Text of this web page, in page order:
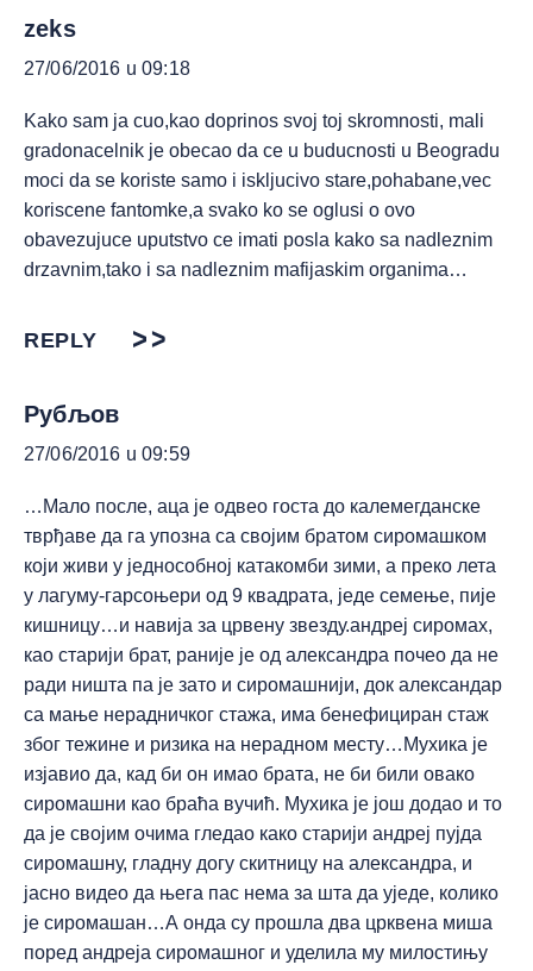
zeks
27/06/2016 u 09:18
Kako sam ja cuo,kao doprinos svoj toj skromnosti, mali
gradonacelnik je obecao da ce u buducnosti u Beogradu
moci da se koriste samo i iskljucivo stare,pohabane,vec
koriscene fantomke,a svako ko se oglusi o ovo
obavezujuce uputstvo ce imati posla kako sa nadleznim
drzavnim,tako i sa nadleznim mafijaskim organima…
REPLY
Рубљов
27/06/2016 u 09:59
…Мало после, аца је одвео госта до калемегданске
тврђаве да га упозна са својим братом сиромашком
који живи у једнособној катакомби зими, а преко лета
у лагуму-гарсоњери од 9 квадрата, једе семење, пије
кишницу…и навија за црвену звезду.андреј сиромах,
као старији брат, раније је од александра почео да не
ради ништа па је зато и сиромашнији, док александар
са мање нерадничког стажа, има бенефициран стаж
због тежине и ризика на нерадном месту…Мухика је
изјавио да, кад би он имао брата, не би били овако
сиромашни као браћа вучић. Мухика је још додао и то
да је својим очима гледао како старији андреј пујда
сиромашну, гладну догу скитницу на александра, и
јасно видео да њега пас нема за шта да уједе, колико
је сиромашан…А онда су прошла два црквена миша
поред андреја сиромашног и уделила му милостињу